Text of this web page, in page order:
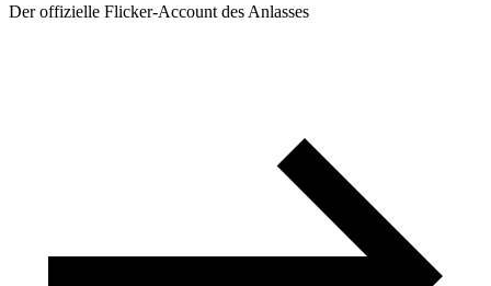
Der offizielle Flicker-Account des Anlasses